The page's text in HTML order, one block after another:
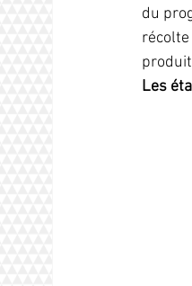
du
Les